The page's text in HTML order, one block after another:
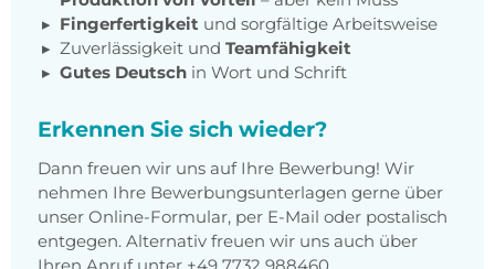
Fingerfertigkeit und sorgfältige Arbeitsweise
Zuverlässigkeit und Teamfähigkeit
Gutes Deutsch in Wort und Schrift
Erkennen Sie sich wieder?
Dann freuen wir uns auf Ihre Bewerbung! Wir
nehmen Ihre Bewerbungsunterlagen gerne über
unser Online-Formular, per E-Mail oder postalisch
entgegen. Alternativ freuen wir uns auch über